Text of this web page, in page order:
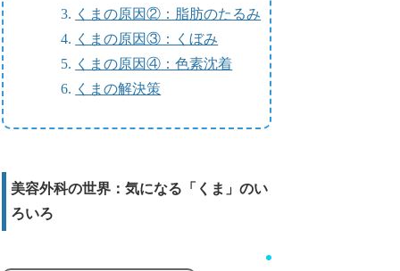
くまの原因②：脂肪のたるみ
くまの原因③：くぼみ
くまの原因④：色素沈着
くまの解決策
美容外科の世界：気になる「くま」のい
ろいろ